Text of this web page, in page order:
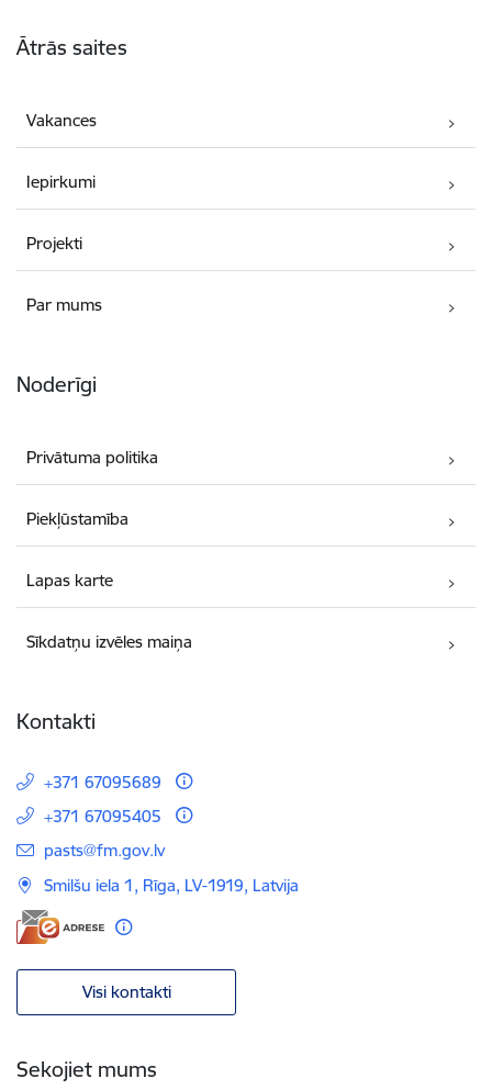
Ātrās saites
Vakances
Iepirkumi
Projekti
Par mums
Noderīgi
Privātuma politika
Piekļūstamība
Lapas karte
Sīkdatņu izvēles maiņa
Kontakti
+371 67095689
+371 67095405
E-pasts:
pasts@fm.gov.lv
Smilšu iela 1, Rīga, LV-1919, Latvija
Visi kontakti
Sekojiet mums